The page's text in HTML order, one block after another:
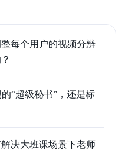
每个用户的视频分辨
“超级秘书”，还是标
决大班课场景下老师